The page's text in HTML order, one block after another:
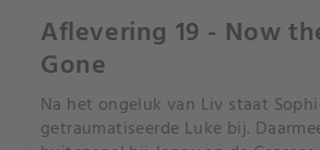
Aflevering 19 - Now
Gone
Na het ongeluk van Liv staat
getraumatiseerde Luke bij.